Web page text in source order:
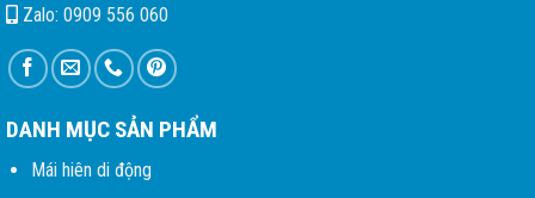
Zalo: 0909 556 060
DANH MỤC SẢN PHẨM
Mái hiên di động